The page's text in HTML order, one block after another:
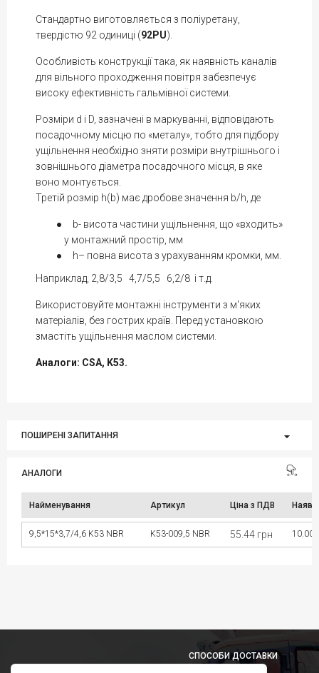
АНАЛОГИ
Найменування Артикул Ціна з ПДВ
9,5*15*3,7/4,6 K53 NBR K53-009,5 NBR 55.44 грн 10.00
Стандартно виготовляється з поліуретану,
твердістю 92 одиниці (92PU).
Особливість конструкції така, як наявність каналів
для вільного проходження повітря забезпечує
високу ефективність гальмівної системи.
Розміри d і D, зазначені в маркуванні, відповідають
посадочному місцю по «металу», тобто для підбору
ущільнення необхідно зняти розміри внутрішнього і
зовнішнього діаметра посадочного місця, в яке
воно монтується.
Третій розмір h(b) має дробове значення b/h, де
b- висота частини ущільнення, що «входить»
у монтажний простір, мм
h– повна висота з урахуванням кромки, мм.
Наприклад, 2,8/3,5 4,7/5,5 6,2/8 і т.д.
Використовуйте монтажні інструменти з м'яких
матеріалів, без гострих країв. Перед установкою
змастіть ущільнення маслом системи.
Аналоги: CSA, K53.
ПОШИРЕНІ ЗАПИТАННЯ
СПОСОБИ ДОСТАВКИ